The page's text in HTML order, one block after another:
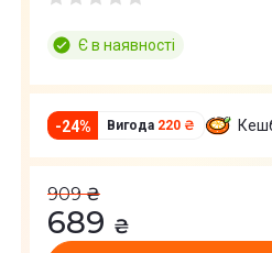
Є в наявності
-24% Вигода 220 ₴
909 ₴
689 ₴